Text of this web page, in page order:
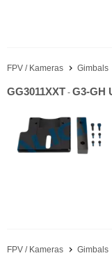
FPV / Kameras Gimbals
GG3011XXT - G3-GH
FPV / Kameras Gimbals